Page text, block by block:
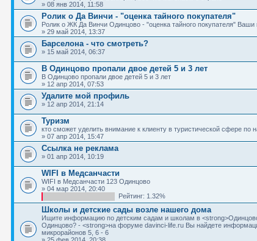
» 08 янв 2014, 11:58
Ролик о Да Винчи - "оценка тайного покупателя"
Ролик о ЖК Да Винчи Одинцово - "оценка тайного покупателя" Ваши
» 29 май 2014, 13:37
Барселона - что смотреть?
» 15 май 2014, 06:37
В Одинцово пропали двое детей 5 и 3 лет
В Одинцово пропали двое детей 5 и 3 лет
» 12 апр 2014, 07:53
Удалите мой профиль
» 12 апр 2014, 21:14
Туризм
кто сможет уделить внимание к клиенту в туристической сфере по
» 07 апр 2014, 15:47
Ссылка не реклама
» 01 апр 2014, 10:19
WIFI в Медсанчасти
WIFI в Медсанчасти 123 Одинцово
» 04 мар 2014, 20:40
Рейтинг: 1.32%
Школы и детcкие сады возле нашего дома
Ищите информацию по детским садам и школам в
Одинцово? - <strong>на форуме davinci-life.ru Вы найдете
микрорайонов 5, 6 - 6